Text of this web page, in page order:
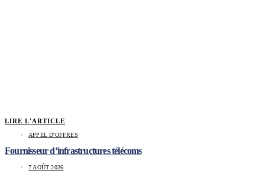
LIRE L'ARTICLE
APPEL D'OFFRES
Fournisseur d’infrastructures télécoms
7 AOÛT 2026